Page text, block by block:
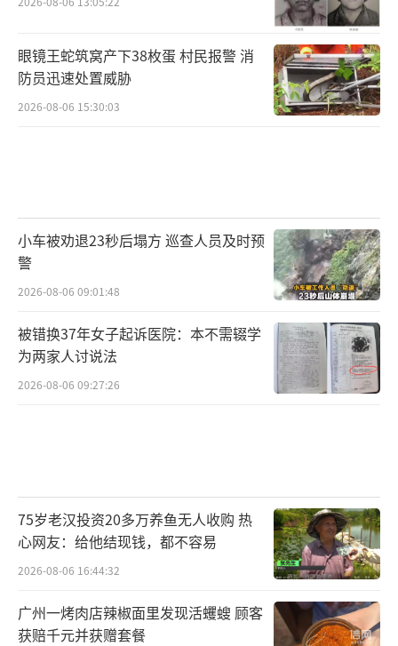
眼镜王蛇筑窝产下38枚蛋 村民报警 消
防员迅速处置威胁
2026-08-06 15:30:03
小车被劝退23秒后塌方 巡查人员及时预
警
2026-08-06 09:01:48
被错换37年女子起诉医院：本不需辍学
为两家人讨说法
2026-08-06 09:27:26
75岁老汉投资20多万养鱼无人收购 热
心网友：给他结现钱，都不容易
2026-08-06 16:44:32
广州一烤肉店辣椒面里发现活蠼螋 顾客
获赔千元并获赠套餐